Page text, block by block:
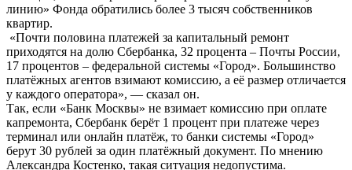
линию» Фонда обратились более 3 тысяч собственников
квартир.
«Почти половина платежей за капитальный ремонт
приходятся на долю Сбербанка, 32 процента – Почты России,
17 процентов – федеральной системы «Город». Большинство
платёжных агентов взимают комиссию, а её размер отличается
у каждого оператора», — сказал он.
Так, если «Банк Москвы» не взимает комиссию при оплате
капремонта, Сбербанк берёт 1 процент при платеже через
терминал или онлайн платёж, то банки системы «Город»
берут 30 рублей за один платёжный документ. По мнению
Александра Костенко, такая ситуация недопустима.